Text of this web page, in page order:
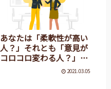
あなたは「柔軟性が高い
人？」それとも「意見が
コロコロ変わる人？」そ
れぞれの特徴を紹介！
2021.03.05